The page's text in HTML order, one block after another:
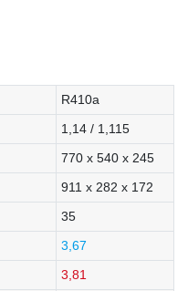
R410a
1,14 / 1,115
770 х 540 х 245
911 х 282 х 172
35
3,67
3,81